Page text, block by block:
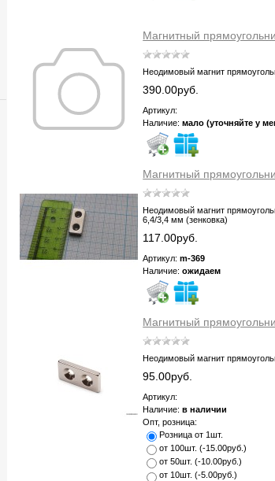
Магнитный
Неодимовый магнит
390.00руб.
Артикул:
Наличие: мало (уточняйте у
Магнитный
Неодимовый магнит
6,4/3,4 мм (зенковка)
117.00руб.
Артикул: m-369
Наличие: ожидаем
Магнитный
Неодимовый магнит
95.00руб.
Артикул:
Наличие: в наличии
Опт, розница:
Розница от 1шт.
от 100шт. (-15.00руб.)
от 50шт. (-10.00руб.)
от 10шт. (-5.00руб.)